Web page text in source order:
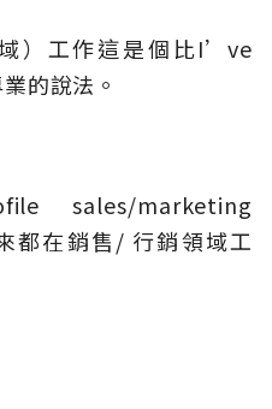
）工作這是個比I’ve
的說法。
sales/marketing
都在銷售/ 行銷領域工